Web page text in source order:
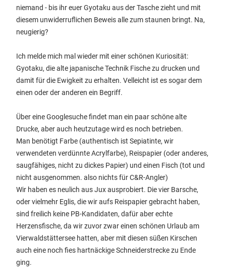
niemand - bis ihr euer Gyotaku aus der Tasche zieht und mit
diesem unwiderruflichen Beweis alle zum staunen bringt. Na,
neugierig?
Ich melde mich mal wieder mit einer schönen Kuriosität:
Gyotaku, die alte japanische Technik Fische zu drucken und
damit für die Ewigkeit zu erhalten. Velleicht ist es sogar dem
einen oder der anderen ein Begriff.
Über eine Googlesuche findet man ein paar schöne alte
Drucke, aber auch heutzutage wird es noch betrieben.
Man benötigt Farbe (authentisch ist Sepiatinte, wir
verwendeten verdünnte Acrylfarbe), Reispapier (oder anderes,
saugfähiges, nicht zu dickes Papier) und einen Fisch (tot und
nicht ausgenommen. also nichts für C&R-Angler)
Wir haben es neulich aus Jux ausprobiert. Die vier Barsche,
oder vielmehr Eglis, die wir aufs Reispapier gebracht haben,
sind freilich keine PB-Kandidaten, dafür aber echte
Herzensfische, da wir zuvor zwar einen schönen Urlaub am
Vierwaldstättersee hatten, aber mit diesen süßen Kirschen
auch eine noch fies hartnäckige Schneiderstrecke zu Ende
ging.